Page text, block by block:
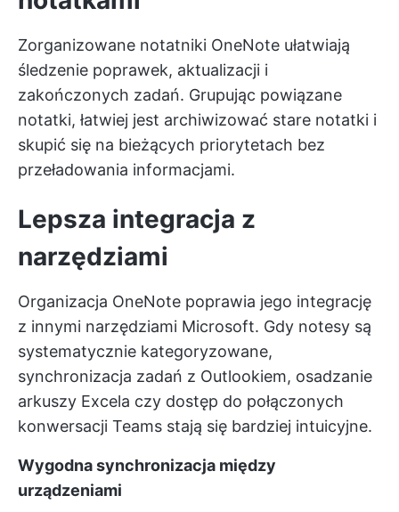
Zorganizowane notatniki OneNote ułatwiają
śledzenie poprawek, aktualizacji i
zakończonych zadań. Grupując powiązane
notatki, łatwiej jest archiwizować stare notatki i
skupić się na bieżących priorytetach bez
przeładowania informacjami.
Lepsza integracja z
narzędziami
Organizacja OneNote poprawia jego integrację
z innymi narzędziami Microsoft. Gdy notesy są
systematycznie kategoryzowane,
synchronizacja zadań z Outlookiem, osadzanie
arkuszy Excela czy dostęp do połączonych
konwersacji Teams stają się bardziej intuicyjne.
Wygodna synchronizacja między
urządzeniami